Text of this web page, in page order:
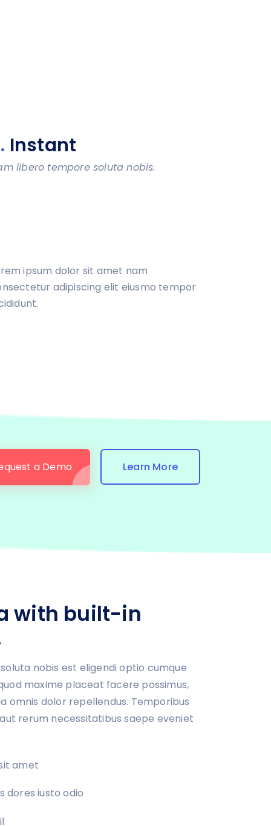
Instant
libero tempore soluta nobis.
ipsum dolor sit amet nam
adipiscing elit eiusmo tempor
a Demo Learn More
with built-in
nobis est eligendi optio cumque
maxime placeat facere possimus,
omnis dolor repellendus. Temporibus
rerum necessitatibus saepe eveniet
amet
dores iusto odio